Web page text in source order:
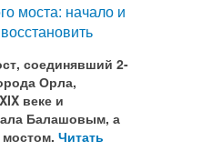
моста: начало и
соединявший 2-
Орла,
веке и
Балашовым, а
Читать